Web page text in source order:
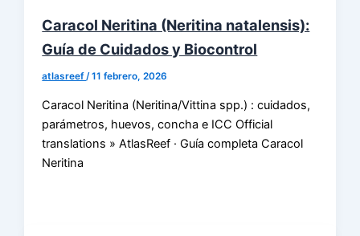
Caracol Neritina (Neritina natalensis):
Guía de Cuidados y Biocontrol
atlasreef/11 febrero, 2026
Caracol Neritina (Neritina/Vittina spp.) : cuidados,
parámetros, huevos, concha e ICC Official
translations » AtlasReef · Guía completa Caracol
Neritina